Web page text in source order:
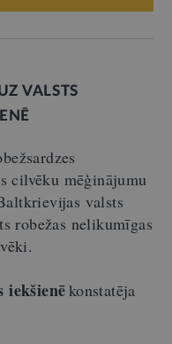
VALSTS
cilvēku mēģinājumu
valsts
robežas nelikumīgas
iekšienēkonstatēja